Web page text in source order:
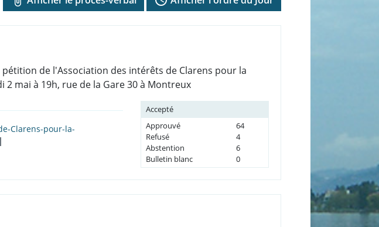
de l'Association des intérêts de Clarens pour la
mai à 19h, rue de la Gare 30 à Montreux
Clarens-pour-la-
Accepté
Approuvé
64
Refusé
4
Abstention
6
Bulletin blanc
0